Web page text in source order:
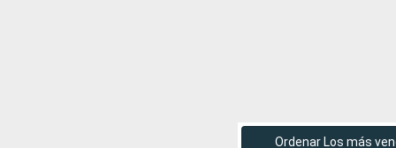
Ordenar Los más